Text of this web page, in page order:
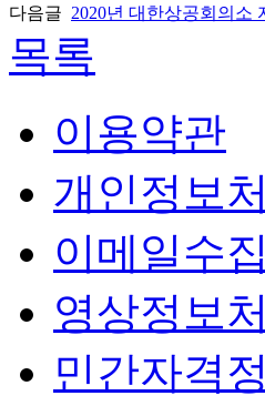
다음글 2020년 대한상공회의소
목록
이용약관
개인정보
이메일수
영상정보
민간자격